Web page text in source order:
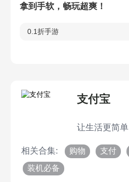
拿到手软，畅玩超爽！
0.1折手游
支付宝
让生活更简单
相关合集: 购物 支付
装机必备